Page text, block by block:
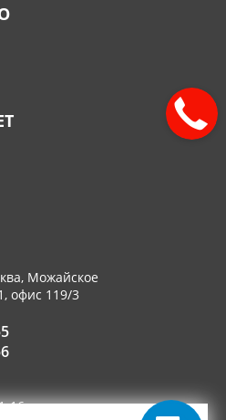
, Можайское
офис 119/3
16